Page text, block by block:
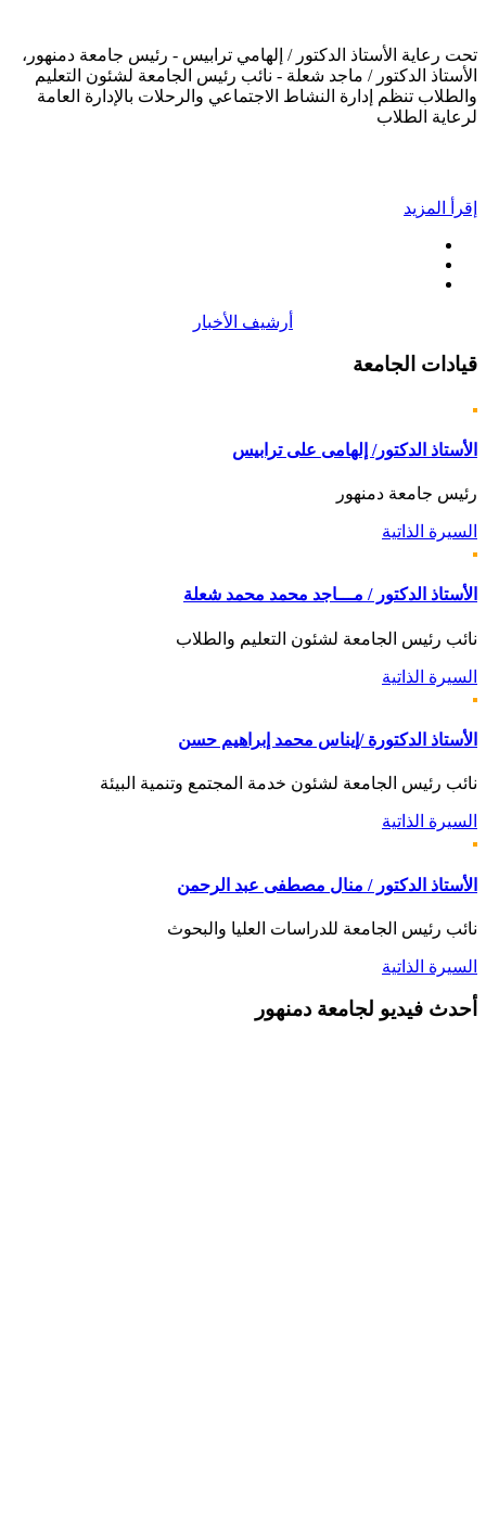
تحت رعاية الأستاذ الدكتور / إلهامي ترابيس - رئيس جامعة دمنهور،
الأستاذ الدكتور / ماجد شعلة - نائب رئيس الجامعة لشئون التعليم
والطلاب تنظم إدارة النشاط الاجتماعي والرحلات بالإدارة العامة
لرعاية الطلاب
إقرأ المزيد
أرشيف الأخبار
قيادات الجامعة
الأستاذ الدكتور/ إلهامى على ترابيس
رئيس جامعة دمنهور
السيرة الذاتية
الأستاذ الدكتور / مـــاجد محمد محمد شعلة
نائب رئيس الجامعة لشئون التعليم والطلاب
السيرة الذاتية
الأستاذ الدكتورة /إيناس محمد إبراهيم حسن
نائب رئيس الجامعة لشئون خدمة المجتمع وتنمية البيئة
السيرة الذاتية
الأستاذ الدكتور / منال مصطفى عبد الرحمن
نائب رئيس الجامعة للدراسات العليا والبحوث
السيرة الذاتية
أحدث فيديو لجامعة دمنهور